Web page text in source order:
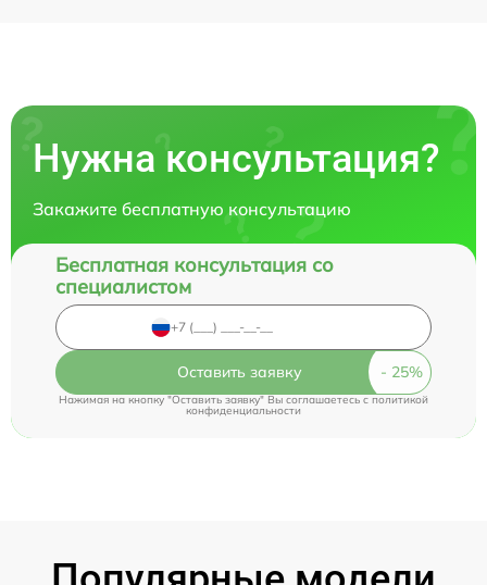
Нужна консультация?
Закажите бесплатную консультацию
Бесплатная консультация со
специалистом
Оставить заявку
Нажимая на кнопку "Оставить заявку" Вы соглашаетесь cполитикой
конфиденциальности